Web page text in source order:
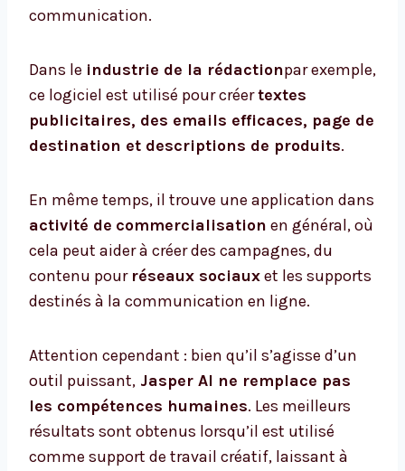
communication.
Dans le industrie de la rédactionpar exemple,
ce logiciel est utilisé pour créertextes
publicitaires, des emails efficaces, page de
destination et descriptions de produits.
En même temps, il trouve une application dans
activité de commercialisation en général, où
cela peut aider à créer des campagnes, du
contenu pour réseaux sociauxet les supports
destinés à la communication en ligne.
Attention cependant : bien qu’il s’agisse d’un
outil puissant, Jasper AI ne remplace pas
les compétences humaines. Les meilleurs
résultats sont obtenus lorsqu’il est utilisé
comme support de travail créatif, laissant à